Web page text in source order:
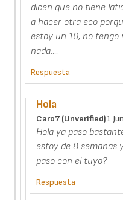
dicen que no tiene
a hacer otra eco
estoy un 10, no tengo
nada....
Respuesta
Hola
Caro7 (unverified)1
Hola ya paso
estoy de 8 semanas
paso con el tuyo?
Respuesta